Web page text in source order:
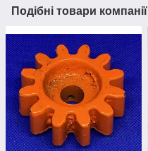
Подібні товари компанії